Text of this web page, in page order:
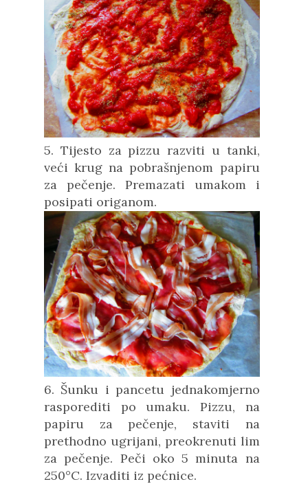
5. Tijesto za pizzu razviti u tanki,
veći krug na pobrašnjenom papiru
za pečenje. Premazati umakom i
posipati origanom.
6. Šunku i pancetu jednakomjerno
rasporediti po umaku. Pizzu, na
papiru za pečenje, staviti na
prethodno ugrijani, preokrenuti lim
za pečenje. Peči oko 5 minuta na
250°C. Izvaditi iz pećnice.